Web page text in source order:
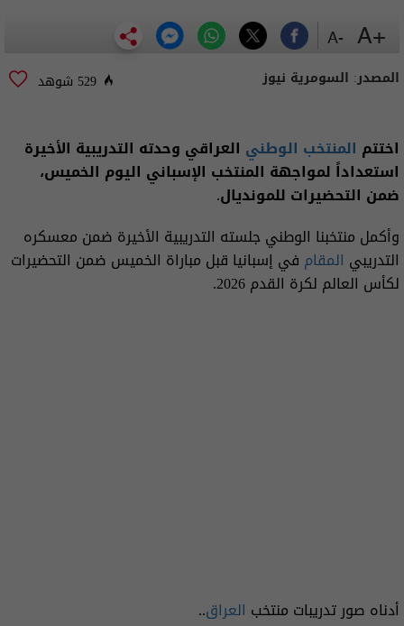
المصدر: السومرية نيوز 529 شوهد
اختتم المنتخب الوطني العراقي وحدته التدريبية الأخيرة
استعداداً لمواجهة المنتخب الإسباني اليوم الخميس،
ضمن التحضيرات للمونديال.
وأكمل منتخبنا الوطني جلسته التدريبية الأخيرة ضمن معسكره
التدريبي المقام في إسبانيا قبل مباراة الخميس ضمن التحضيرات
لكأس العالم لكرة القدم 2026.
أدناه صور تدريبات منتخب العراق..
+A
-A